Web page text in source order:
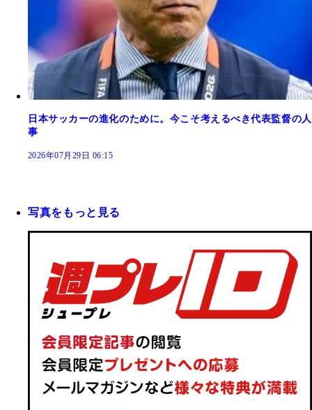
日本サッカーの進化のために。今こそ考えるべき代表監督の人
事
2026年07月29日 06:15
写真をもっと見る